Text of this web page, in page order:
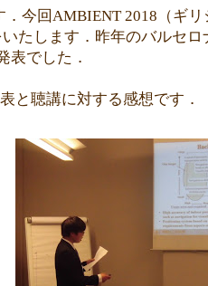
．今回AMBIENT 2018 （ギ
たします．昨年のバルセロ
表でした．
と聴講に対する感想です．